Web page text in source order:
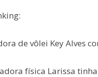
de vôlei Key Alves
física Larissa